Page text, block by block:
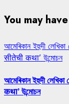
You may
আমেৰিকান ইহুদী
सीतेची कथा’ উন্মোচন
আমেৰিকান ইহুদী
कथा’ উন্মোচন